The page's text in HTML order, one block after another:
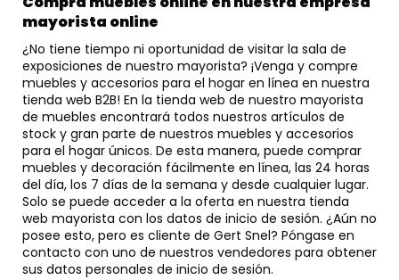
mayorista online
¿No tiene tiempo ni oportunidad de visitar la sala de
exposiciones de nuestro mayorista? ¡Venga y compre
muebles y accesorios para el hogar en línea en nuestra
tienda web B2B! En la tienda web de nuestro mayorista
de muebles encontrará todos nuestros artículos de
stock y gran parte de nuestros muebles y accesorios
para el hogar únicos. De esta manera, puede comprar
muebles y decoración fácilmente en línea, las 24 horas
del día, los 7 días de la semana y desde cualquier lugar.
Solo se puede acceder a la oferta en nuestra tienda
web mayorista con los datos de inicio de sesión. ¿Aún no
posee esto, pero es cliente de Gert Snel? Póngase en
contacto con uno de nuestros vendedores para obtener
sus datos personales de inicio de sesión.